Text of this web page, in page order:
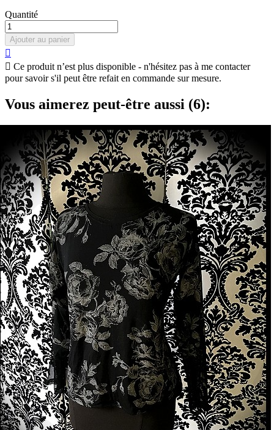
Quantité
Ajouter au panier

 Ce produit n’est plus disponible - n'hésitez pas à me contacter
pour savoir s'il peut être refait en commande sur mesure.
Vous aimerez peut-être aussi (6):